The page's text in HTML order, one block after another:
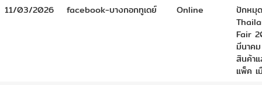
11/03/2026
facebook-บางกอกทูเดย์ Online
ปักหมุ
Fair
มีนาค
สินค้า
แพ็ค เ